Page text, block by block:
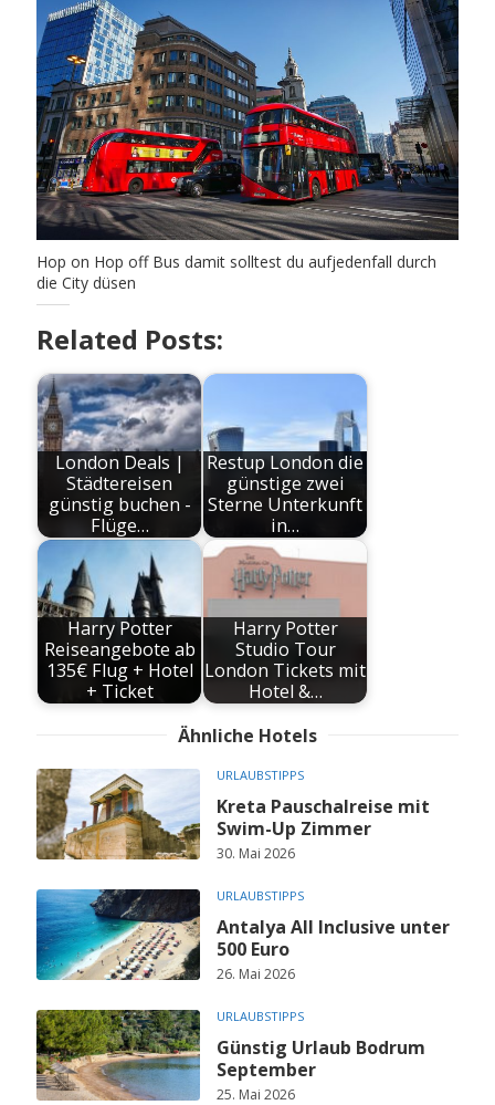
Hop on Hop off Bus damit solltest du aufjedenfall durch
die City düsen
Related Posts:
London Deals |
Städtereisen
günstig buchen -
Flüge…
Restup London die
günstige zwei
Sterne Unterkunft
in…
Harry Potter
Reiseangebote ab
135€ Flug + Hotel
+ Ticket
Harry Potter
Studio Tour
London Tickets mit
Hotel &…
Ähnliche Hotels
URLAUBSTIPPS
Kreta Pauschalreise mit
Swim-Up Zimmer
30. Mai 2026
URLAUBSTIPPS
Antalya All Inclusive unter
500 Euro
26. Mai 2026
URLAUBSTIPPS
Günstig Urlaub Bodrum
September
25. Mai 2026